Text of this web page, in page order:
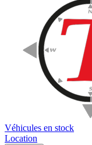
Véhicules en stock
Location